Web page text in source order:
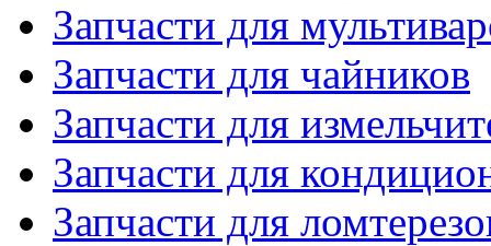
Запчасти для
Запчасти для чайников
Запчасти для
Запчасти для
Запчасти для